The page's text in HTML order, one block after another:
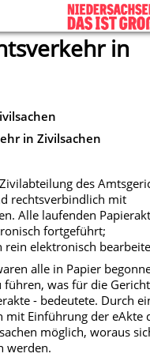
in
in Zivilsachen
des
rechtsverbindlich mit
Alle laufenden
fortgeführt;
rein elektronisch
alle in Papier
führen, was für die
- bedeutete. Durch
mit Einführung der eAkte
möglich, woraus
werden.